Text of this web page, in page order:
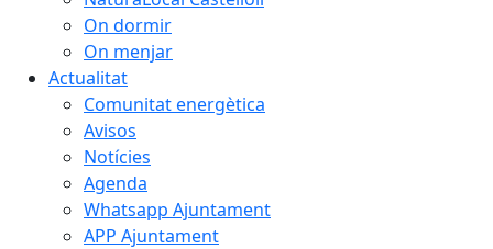
On dormir
On menjar
Actualitat
Comunitat energètica
Avisos
Notícies
Agenda
Whatsapp Ajuntament
APP Ajuntament